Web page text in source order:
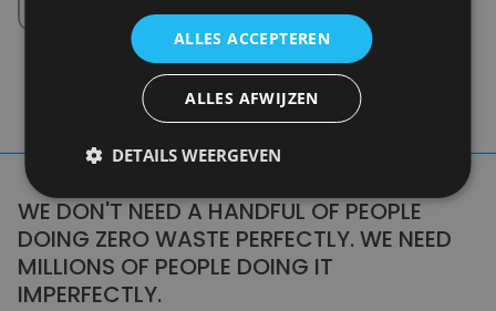
Afhalen in de winkel tussen 10u-18u.
WE DON'T NEED A HANDFUL OF PEOPLE
DOING ZERO WASTE PERFECTLY. WE NEED
MILLIONS OF PEOPLE DOING IT
IMPERFECTLY.
ALLES ACCEPTEREN
ALLES AFWIJZEN
DETAILS WEERGEVEN